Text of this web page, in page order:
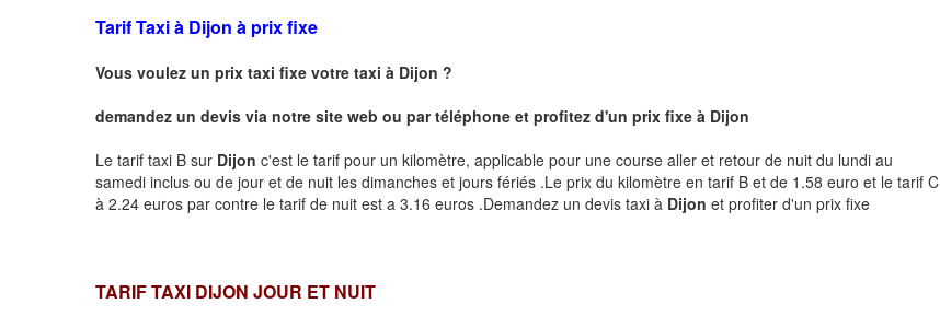
Tarif Taxi à Dijon à prix fixe
Vous voulez un prix taxi fixe votre taxi à Dijon ?
demandez un devis via notre site web ou par téléphone et profitez d'un prix fixe à Dijon
Le tarif taxi B sur Dijon c'est le tarif pour un kilomètre, applicable pour une course aller et retour de nuit du lundi au
samedi inclus ou de jour et de nuit les dimanches et jours fériés .Le prix du kilomètre en tarif B et de 1.58 euro et le tarif C
à 2.24 euros par contre le tarif de nuit est a 3.16 euros .Demandez un devis taxi à Dijon et profiter d'un prix fixe
TARIF TAXI DIJON JOUR ET NUIT